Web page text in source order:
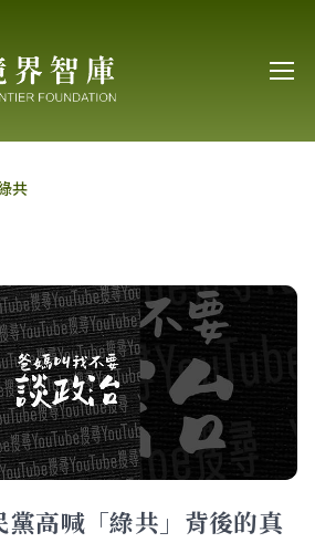
共
黨高喊「綠共」背後的真